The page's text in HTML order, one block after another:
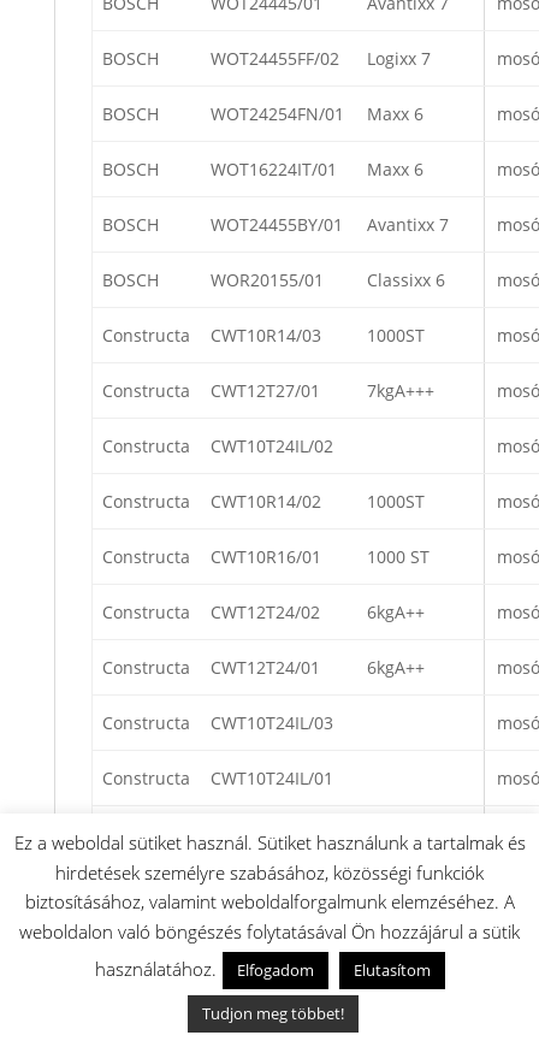
BOSCH WOT24455FF/02 Logixx 7
BOSCH WOT24254FN/01 Maxx 6
BOSCH WOT16224IT/01 Maxx 6
BOSCH WOT24455BY/01 Avantixx 7
BOSCH WOR20155/01 Classixx 6
Constructa CWT10R14/03 1000ST
Constructa CWT12T27/01 7kgA+++
Constructa CWT10T24IL/02
Constructa CWT10R14/02 1000ST
Constructa CWT10R16/01 1000 ST
Constructa CWT12T24/02 6kgA++
Constructa CWT12T24/01 6kgA++
Constructa CWT10T24IL/03
Constructa CWT10T24IL/01
Constructa CWT10R16IL/01
1000ST
Constructa CWT12T24/01 6kgA++
Constructa CWT10R14/01
Ez a weboldal sütiket használ. Sütiket használunk a tartalmak és
hirdetések személyre szabásához, közösségi funkciók
biztosításához, valamint weboldalforgalmunk elemzéséhez. A
weboldalon való böngészés folytatásával Ön hozzájárul a sütik
használatához.
Elfogadom
Elutasítom
Tudjon meg többet!